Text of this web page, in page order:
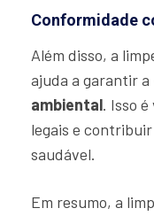
Conformidade
Além disso, a
ajuda a garantir a
ambiental. Isso
legais e
saudável.
Em resumo, a